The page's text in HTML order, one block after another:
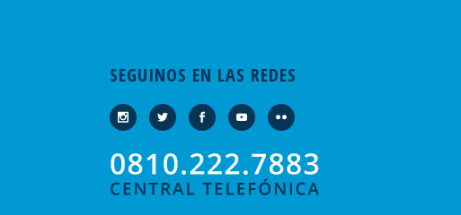
SEGUINOS EN LAS REDES